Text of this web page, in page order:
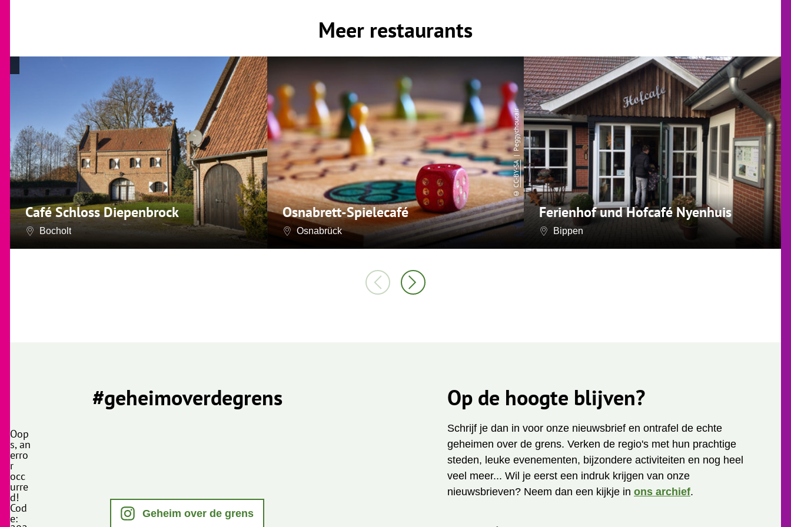
Meer restaurants
Café Schloss Diepenbrock
Bocholt
Osnabrett-Spielecafé
Osnabrück
©
CC-BY-SA
| Peggychoucair
Ferienhof und Hofcafé Nyenhuis
Bippen
#geheimoverdegrens
Oop
s, an
erro
r
occ
urre
d!
Cod
e: Geheim over de grens
Op de hoogte blijven?
Schrijf je dan in voor onze nieuwsbrief en ontrafel de echte
geheimen over de grens. Verken de regio's met hun prachtige
steden, leuke evenementen, bijzondere activiteiten en nog heel
veel meer... Wil je eerst een indruk krijgen van onze
nieuwsbrieven? Neem dan een kijkje in ons archief.